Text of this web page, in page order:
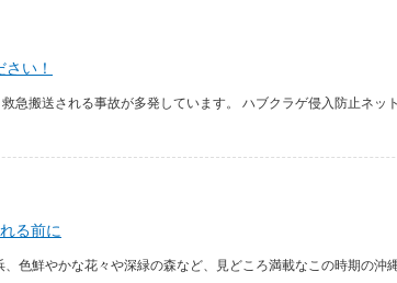
い！
急搬送される事故が多発しています。 ハブクラゲ侵入防止ネ
る前に
色鮮やかな花々や深緑の森など、見どころ満載なこの時期の